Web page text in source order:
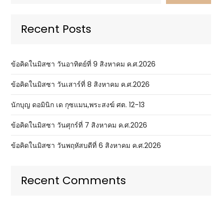
Recent Posts
ข้อคิดในมิสซา วันอาทิตย์ที่ 9 สิงหาคม ค.ศ.2026
ข้อคิดในมิสซา วันเสาร์ที่ 8 สิงหาคม ค.ศ.2026
นักบุญ ดอมินิก เด กุซแมน,พระสงฆ์ ศต. 12-13
ข้อคิดในมิสซา วันศุกร์ที่ 7 สิงหาคม ค.ศ.2026
ข้อคิดในมิสซา วันพฤหัสบดีที่ 6 สิงหาคม ค.ศ.2026
Recent Comments